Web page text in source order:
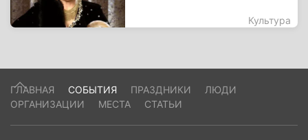
Культура
ГЛАВНАЯ СОБЫТИЯ ПРАЗДНИКИ
ЛЮДИ
ОРГАНИЗАЦИИ
МЕСТА СТАТЬИ